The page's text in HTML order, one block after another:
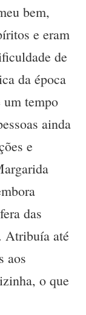
bem,
e eram
de
da época
um tempo
ainda
e
das
Atribuía até
aos
o que